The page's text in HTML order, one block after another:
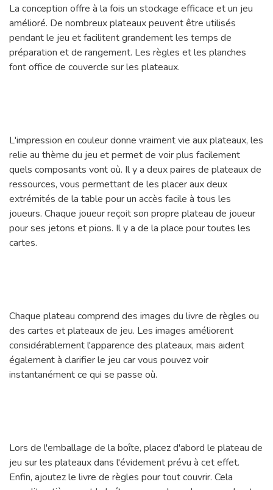
La conception offre à la fois un stockage efficace et un jeu
amélioré. De nombreux plateaux peuvent être utilisés
pendant le jeu et facilitent grandement les temps de
préparation et de rangement. Les règles et les planches
font office de couvercle sur les plateaux.
L'impression en couleur donne vraiment vie aux plateaux, les
relie au thème du jeu et permet de voir plus facilement
quels composants vont où. Il y a deux paires de plateaux de
ressources, vous permettant de les placer aux deux
extrémités de la table pour un accès facile à tous les
joueurs. Chaque joueur reçoit son propre plateau de joueur
pour ses jetons et pions. Il y a de la place pour toutes les
cartes.
Chaque plateau comprend des images du livre de règles ou
des cartes et plateaux de jeu. Les images améliorent
considérablement l'apparence des plateaux, mais aident
également à clarifier le jeu car vous pouvez voir
instantanément ce qui se passe où.
Lors de l'emballage de la boîte, placez d'abord le plateau de
jeu sur les plateaux dans l'évidement prévu à cet effet.
Enfin, ajoutez le livre de règles pour tout couvrir. Cela